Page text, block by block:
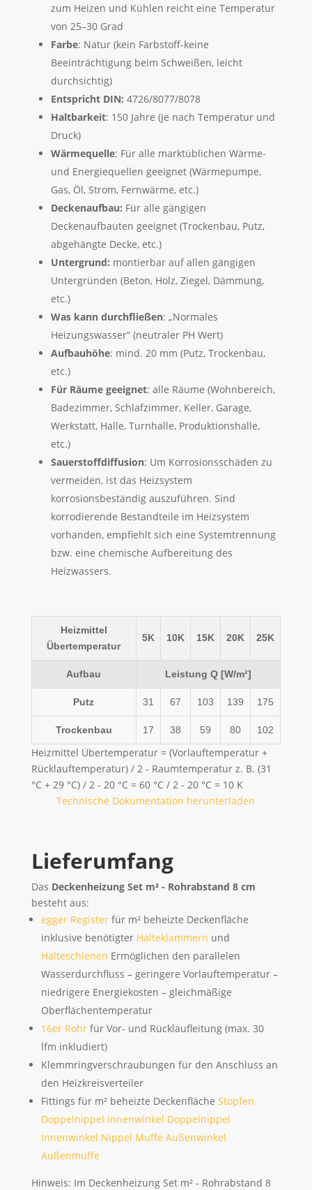
zum Heizen und Kühlen reicht eine Temperatur
von 25–30 Grad
Farbe: Natur (kein Farbstoff-keine
Beeinträchtigung beim Schweißen, leicht
durchsichtig)
Entspricht DIN: 4726/8077/8078
Haltbarkeit: 150 Jahre (je nach Temperatur und
Druck)
Wärmequelle: Für alle marktüblichen Wärme-
und Energiequellen geeignet (Wärmepumpe,
Gas, Öl, Strom, Fernwärme, etc.)
Deckenaufbau: Für alle gängigen
Deckenaufbauten geeignet (Trockenbau, Putz,
abgehängte Decke, etc.)
Untergrund: montierbar auf allen gängigen
Untergründen (Beton, Holz, Ziegel, Dämmung,
etc.)
Was kann durchfließen: „Normales
Heizungswasser“ (neutraler PH Wert)
Aufbauhöhe: mind. 20 mm (Putz, Trockenbau,
etc.)
Für Räume geeignet: alle Räume (Wohnbereich,
Badezimmer, Schlafzimmer, Keller, Garage,
Werkstatt, Halle, Turnhalle, Produktionshalle,
etc.)
Sauerstoffdiffusion: Um Korrosionsschäden zu
vermeiden, ist das Heizsystem
korrosionsbeständig auszuführen. Sind
korrodierende Bestandteile im Heizsystem
vorhanden, empfiehlt sich eine Systemtrennung
bzw. eine chemische Aufbereitung des
Heizwassers.
Heizmittel
Übertemperatur
5K 10K 15K 20K 25K
Aufbau Leistung Q [W/m²]
Putz 31 67 103 139 175
Trockenbau 17 38 59 80 102
Heizmittel Übertemperatur = (Vorlauftemperatur +
Rücklauftemperatur) / 2 - Raumtemperatur z. B. (31
°C + 29 °C) / 2 - 20 °C = 60 °C / 2 - 20 °C = 10 K
Technische Dokumentation herunterladen
Lieferumfang
Das Deckenheizung Set m² - Rohrabstand 8 cm
besteht aus:
egger Registerfür m² beheizte Deckenfläche
inklusive benötigter Halteklammern und
Halteschienen Ermöglichen den parallelen
Wasserdurchfluss – geringere Vorlauftemperatur –
niedrigere Energiekosten – gleichmäßige
Oberflächentemperatur
16er Rohr für Vor- und Rücklaufleitung (max. 30
lfm inkludiert)
Klemmringverschraubungen für den Anschluss an
den Heizkreisverteiler
Fittings für m² beheizte Deckenfläche Stopfen
Doppelnippel Innenwinkel Doppelnippel
Innenwinkel Nippel Muffe Außenwinkel
Außenmuffe
Hinweis: Im Deckenheizung Set m² - Rohrabstand 8